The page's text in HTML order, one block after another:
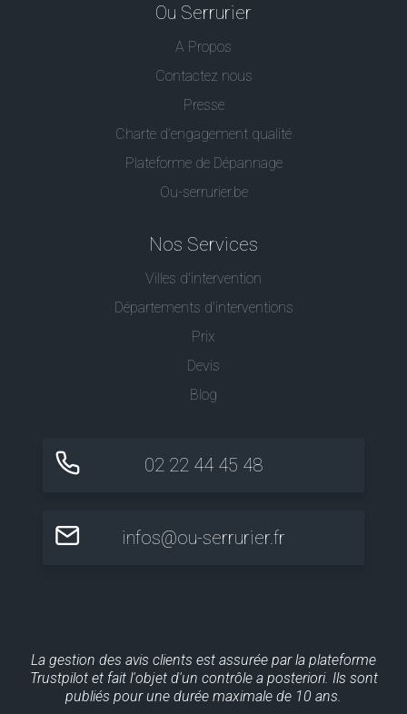
Ou Serrurier
A Propos
Contactez nous
Presse
Charte d’engagement qualité
Plateforme de Dépannage
Ou-serrurier.be
Nos Services
Villes d'intervention
Départements d'interventions
Prix
Devis
Blog
02 22 44 45 48
infos@ou-serrurier.fr
La gestion des avis clients est assurée par la plateforme
Trustpilot et fait l'objet d'un contrôle a posteriori. Ils sont
publiés pour une durée maximale de 10 ans.